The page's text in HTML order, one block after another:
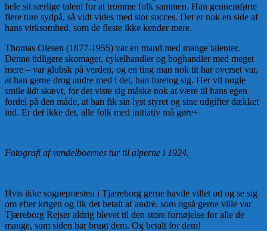
hele sit særlige talent for at tromme folk sammen. Han gennemførte
flere ture sydpå, så vidt vides med stor succes. Det er nok en side af
hans virksomhed, som de fleste ikke kender mere.
Thomas Olesen (1877-1955) var en mand med mange talenter.
Denne tidligere skomager, cykelhandler og boghandler med meget
mere – var glubsk på verden, og en ting man nok tit har overset var,
at han gerne drog andre med i det, han foretog sig. Her vil nogle
smile lidt skævt, for det viste sig måske nok at være til hans egen
fordel på den måde, at han fik sin lyst styret og sine udgifter dækket
ind. Er det ikke det, alle folk med initiativ må gøre+
Fotografi af vendelboernes tur til alperne i 1924.
Hvis ikke sognepræsten i Tjæreborg gerne havde villet ud og se sig
om efter krigen og fik det betalt af andre. som også gerne ville var
Tjæreborg Rejser aldrig blevet til den store fornøjelse for alle de
mange, som siden har brugt dem. Og betalt for dem!